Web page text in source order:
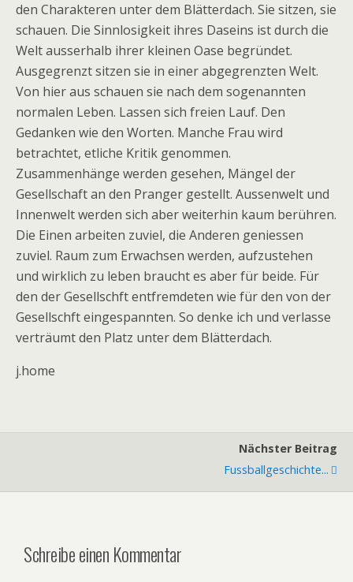
den Charakteren unter dem Blätterdach. Sie sitzen, sie
schauen. Die Sinnlosigkeit ihres Daseins ist durch die
Welt ausserhalb ihrer kleinen Oase begründet.
Ausgegrenzt sitzen sie in einer abgegrenzten Welt.
Von hier aus schauen sie nach dem sogenannten
normalen Leben. Lassen sich freien Lauf. Den
Gedanken wie den Worten. Manche Frau wird
betrachtet, etliche Kritik genommen.
Zusammenhänge werden gesehen, Mängel der
Gesellschaft an den Pranger gestellt. Aussenwelt und
Innenwelt werden sich aber weiterhin kaum berühren.
Die Einen arbeiten zuviel, die Anderen geniessen
zuviel. Raum zum Erwachsen werden, aufzustehen
und wirklich zu leben braucht es aber für beide. Für
den der Gesellschft entfremdeten wie für den von der
Gesellschft eingespannten. So denke ich und verlasse
verträumt den Platz unter dem Blätterdach.
j.home
Nächster Beitrag
Fussballgeschichte...
Schreibe einen Kommentar